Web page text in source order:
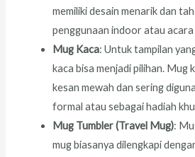
memiliki desain menarik dan
penggunaan indoor atau
Mug Kaca: Untuk tampilan
kaca bisa menjadi pilihan. Mug
kesan mewah dan sering
formal atau sebagai hadiah
Mug Tumbler (Travel Mug):
mug biasanya dilengkapi